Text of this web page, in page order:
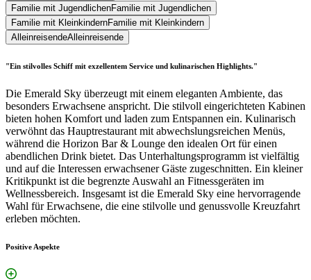
Familie mit JugendlichenFamilie mit Jugendlichen
Familie mit KleinkindernFamilie mit Kleinkindern
AlleinreisendeAlleinreisende
"Ein stilvolles Schiff mit exzellentem Service und kulinarischen Highlights."
Die Emerald Sky überzeugt mit einem eleganten Ambiente, das
besonders Erwachsene anspricht. Die stilvoll eingerichteten Kabinen
bieten hohen Komfort und laden zum Entspannen ein. Kulinarisch
verwöhnt das Hauptrestaurant mit abwechslungsreichen Menüs,
während die Horizon Bar & Lounge den idealen Ort für einen
abendlichen Drink bietet. Das Unterhaltungsprogramm ist vielfältig
und auf die Interessen erwachsener Gäste zugeschnitten. Ein kleiner
Kritikpunkt ist die begrenzte Auswahl an Fitnessgeräten im
Wellnessbereich. Insgesamt ist die Emerald Sky eine hervorragende
Wahl für Erwachsene, die eine stilvolle und genussvolle Kreuzfahrt
erleben möchten.
Positive Aspekte